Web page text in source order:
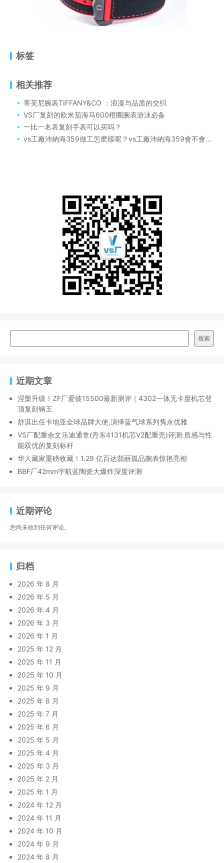
标签
相关推荐
蒂芙尼腕表TIFFANY&CO ：浪漫与品质的交织
VS厂复刻的欧米茄海马600橙圈腕表游泳必备
一比一名表复刻手表可以买吗？
vs工廠沛納海359做工怎麽樣呢？vs工廠沛納海359會不會壹眼假呢價格怎麽樣？
搜索
近期文章
涅槃升级！ZF厂爱彼15500最新测评｜4302一体无卡度机芯登
顶复刻钢王
舒淇出任卡地亚全球品牌大使,演绎蓝气球系列隽永优雅
VS厂配重余文乐迪通拿(丹东4131机芯V2配重壳)评测:质感与性
能双优的复刻标杆
华人藏家重磅收藏！1.29 亿百达翡丽孤品腕表惊艳亮相
BBF厂42mm宇航蓝陶瓷大爆炸深度评测
近期评论
您尚未收到任何评论。
归档
2026 年 8 月
2026 年 5 月
2026 年 4 月
2026 年 3 月
2026 年 1 月
2025 年 12 月
2025 年 11 月
2025 年 10 月
2025 年 9 月
2025 年 8 月
2025 年 7 月
2025 年 6 月
2025 年 5 月
2025 年 4 月
2025 年 3 月
2025 年 2 月
2025 年 1 月
2024 年 12 月
2024 年 11 月
2024 年 10 月
2024 年 9 月
2024 年 8 月